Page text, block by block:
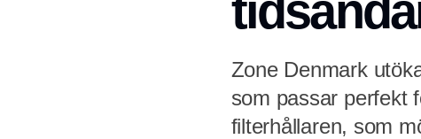
Zone Denmark
som passar perfekt
filterhållaren, som